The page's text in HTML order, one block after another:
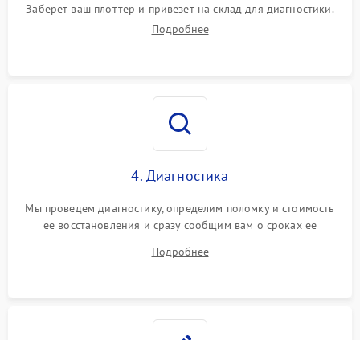
Заберет ваш плоттер и привезет на склад для диагностики.
Подробнее
4. Диагностика
Мы проведем диагностику, определим поломку и стоимость
ее восстановления и сразу сообщим вам о сроках ее
Подробнее